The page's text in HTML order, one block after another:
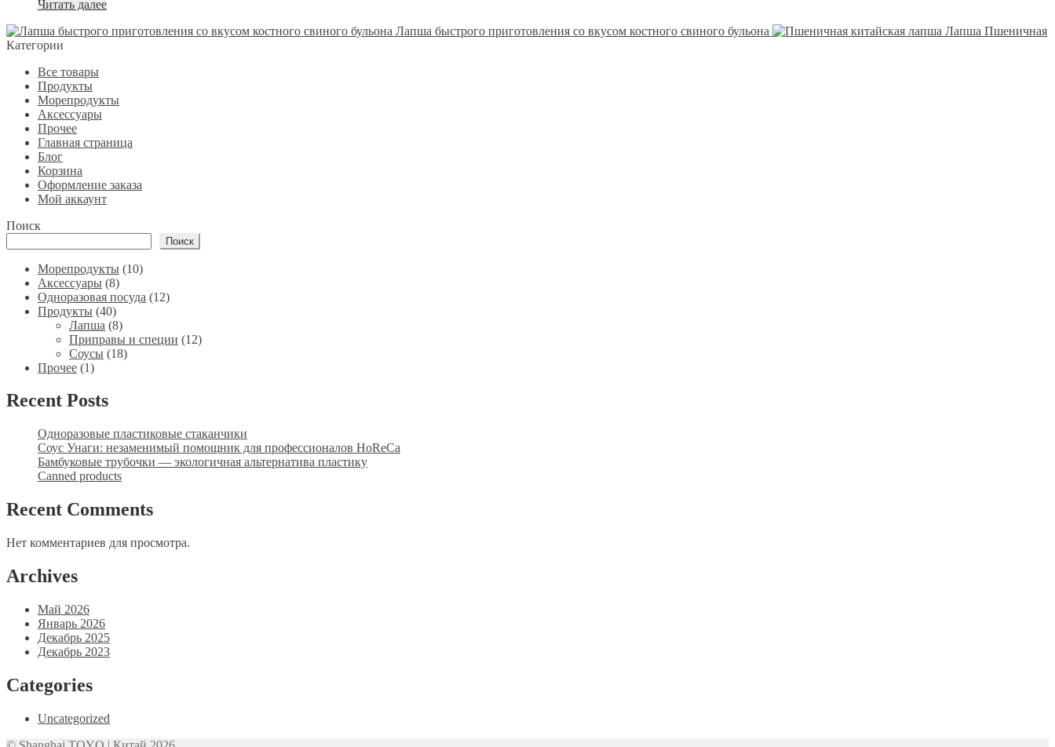
Читать далее
Лапша быстрого приготовления со вкусом костного свиного бульона
Лапша Пшеничная
Категории
Все товары
Продукты
Морепродукты
Аксессуары
Прочее
Главная страница
Блог
Корзина
Оформление заказа
Мой аккаунт
Поиск
Поиск
Морепродукты 1010
Аксессуары 88
товаров
Одноразовая посуда 1212
Продукты 4040
товаров
Лапша 88
товаров
Приправы и специи 1212
Соусы 1818
Прочее 11
Recent Posts
Одноразовые пластиковые стаканчики
Соус Унаги: незаменимый помощник для профессионалов HoReCa
Бамбуковые трубочки — экологичная альтернатива пластику
Canned products
Recent Comments
Нет комментариев для просмотра.
Archives
Май 2026
Январь 2026
Декабрь 2025
Декабрь 2023
Categories
Uncategorized